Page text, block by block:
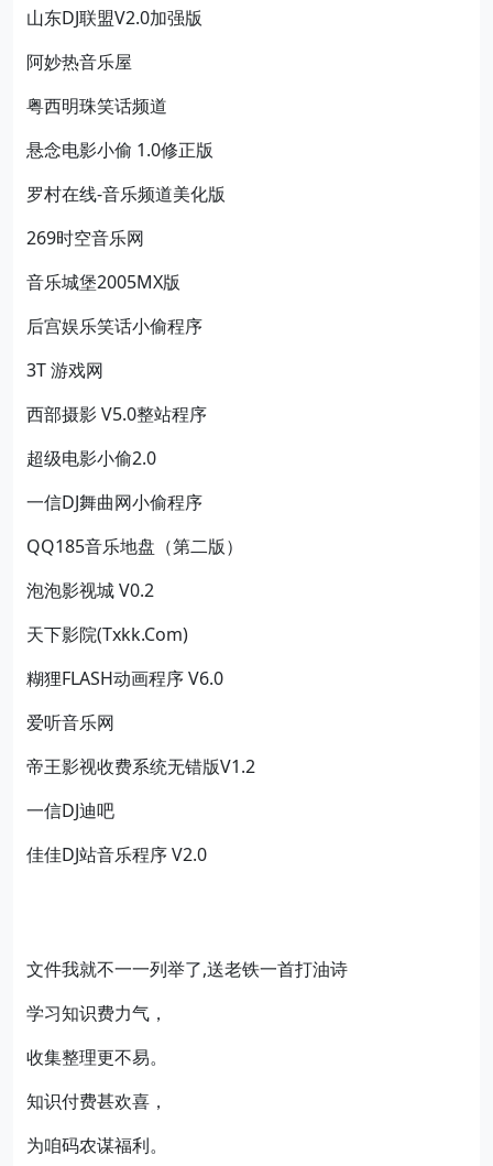
山东DJ联盟V2.0加强版
阿妙热音乐屋
粤西明珠笑话频道
悬念电影小偷 1.0修正版
罗村在线-音乐频道美化版
269时空音乐网
音乐城堡2005MX版
后宫娱乐笑话小偷程序
3T 游戏网
西部摄影 V5.0整站程序
超级电影小偷2.0
一信DJ舞曲网小偷程序
QQ185音乐地盘（第二版）
泡泡影视城 V0.2
天下影院(Txkk.Com)
糊狸FLASH动画程序 V6.0
爱听音乐网
帝王影视收费系统无错版V1.2
一信DJ迪吧
佳佳DJ站音乐程序 V2.0
文件我就不一一列举了,送老铁一首打油诗
学习知识费力气，
收集整理更不易。
知识付费甚欢喜，
为咱码农谋福利。